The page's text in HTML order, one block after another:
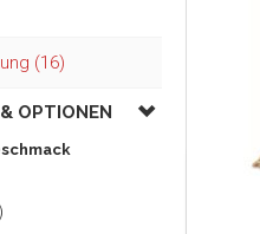
(16)
OPTIONEN